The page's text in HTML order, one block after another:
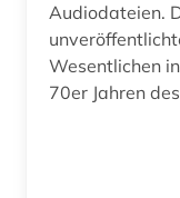
schule (1)
Audiodateien.
Wesentlichen
70er Jahren